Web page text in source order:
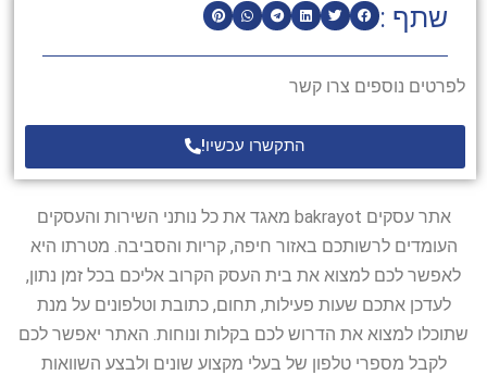
שתף :
לפרטים נוספים צרו קשר
התקשרו עכשיו!
אתר עסקים bakrayot מאגד את כל נותני השירות והעסקים
העומדים לרשותכם באזור חיפה, קריות והסביבה. מטרתו היא
לאפשר לכם למצוא את בית העסק הקרוב אליכם בכל זמן נתון,
לעדכן אתכם שעות פעילות, תחום, כתובת וטלפונים על מנת
שתוכלו למצוא את הדרוש לכם בקלות ונוחות. האתר יאפשר לכם
לקבל מספרי טלפון של בעלי מקצוע שונים ולבצע השוואות